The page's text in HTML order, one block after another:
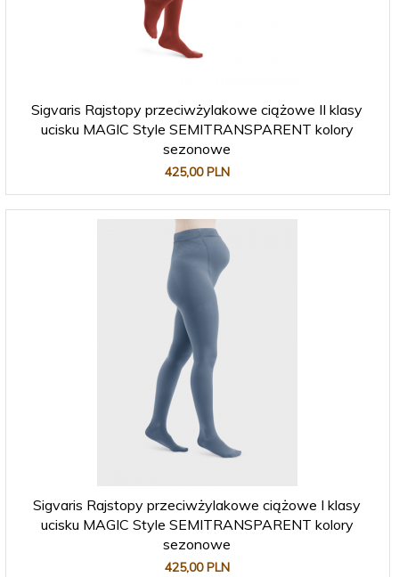
Sigvaris Rajstopy przeciwżylakowe ciążowe II klasy
ucisku MAGIC Style SEMITRANSPARENT kolory
sezonowe
425,00 PLN
Sigvaris Rajstopy przeciwżylakowe ciążowe I klasy
ucisku MAGIC Style SEMITRANSPARENT kolory
sezonowe
425,00 PLN